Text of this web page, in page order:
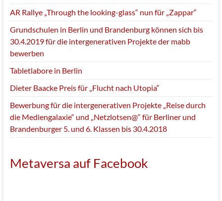
AR Rallye „Through the looking-glass“ nun für „Zappar“
Grundschulen in Berlin und Brandenburg können sich bis
30.4.2019 für die intergenerativen Projekte der mabb
bewerben
Tabletlabore in Berlin
Dieter Baacke Preis für „Flucht nach Utopia“
Bewerbung für die intergenerativen Projekte „Reise durch
die Mediengalaxie“ und „Netzlotsen@“ für Berliner und
Brandenburger 5. und 6. Klassen bis 30.4.2018
Metaversa auf Facebook